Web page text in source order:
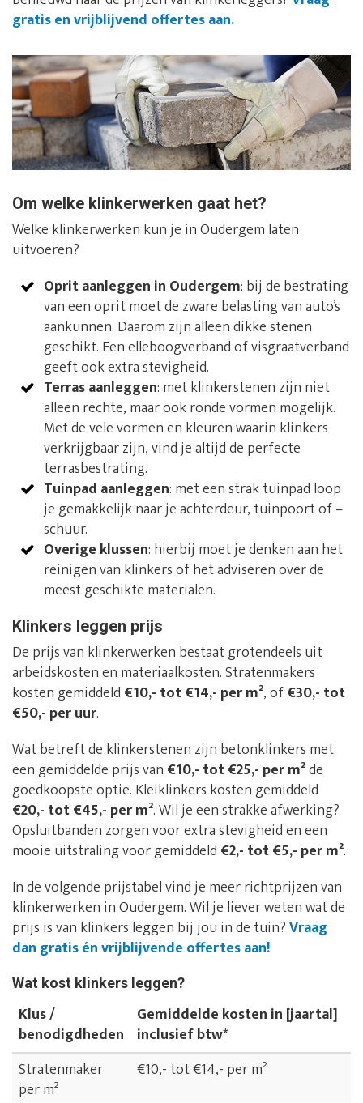
gratis en vrijblijvend offertes aan.
Om welke klinkerwerken gaat het?
Welke klinkerwerken kun je in Oudergem laten
uitvoeren?
Oprit aanleggen in Oudergem: bij de bestrating
van een oprit moet de zware belasting van auto’s
aankunnen. Daarom zijn alleen dikke stenen
geschikt. Een elleboogverband of visgraatverband
geeft ook extra stevigheid.
Terras aanleggen: met klinkerstenen zijn niet
alleen rechte, maar ook ronde vormen mogelijk.
Met de vele vormen en kleuren waarin klinkers
verkrijgbaar zijn, vind je altijd de perfecte
terrasbestrating.
Tuinpad aanleggen: met een strak tuinpad loop
je gemakkelijk naar je achterdeur, tuinpoort of –
schuur.
Overige klussen: hierbij moet je denken aan het
reinigen van klinkers of het adviseren over de
meest geschikte materialen.
Klinkers leggen prijs
De prijs van klinkerwerken bestaat grotendeels uit
arbeidskosten en materiaalkosten. Stratenmakers
kosten gemiddeld €10,- tot €14,- per m², of€30,- tot
€50,- per uur.
Wat betreft de klinkerstenen zijn betonklinkers met
een gemiddelde prijs van €10,- tot €25,- per m²de
goedkoopste optie. Kleiklinkers kosten gemiddeld
€20,- tot €45,- per m². Wil je een strakke afwerking?
Opsluitbanden zorgen voor extra stevigheid en een
mooie uitstraling voor gemiddeld €2,- tot €5,- per m².
In de volgende prijstabel vind je meer richtprijzen van
klinkerwerken in Oudergem. Wil je liever weten wat de
prijs is van klinkers leggen bij jou in de tuin?Vraag
dan gratis én vrijblijvende offertes aan!
Wat kost klinkers leggen?
Klus /
benodigdheden
Gemiddelde kosten in [jaartal]
inclusief btw*
Stratenmaker
per m²
€10,- tot €14,- per m²